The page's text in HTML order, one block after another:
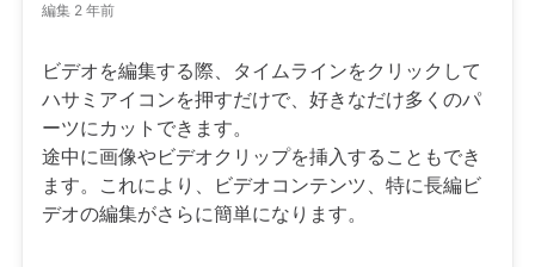
編集 2 年前
ビデオを編集する際、タイムラインをクリックして
ハサミアイコンを押すだけで、好きなだけ多くのパ
ーツにカットできます。
途中に画像やビデオクリップを挿入することもでき
ます。これにより、ビデオコンテンツ、特に長編ビ
デオの編集がさらに簡単になります。